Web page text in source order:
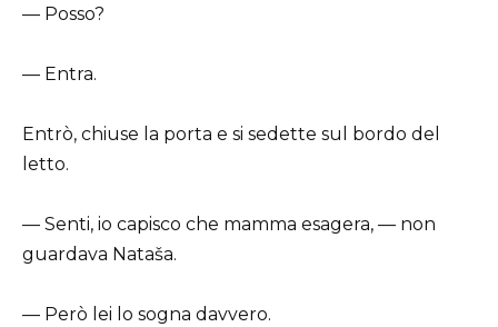
— Posso?
— Entra.
Entrò, chiuse la porta e si sedette sul bordo del
letto.
— Senti, io capisco che mamma esagera, — non
guardava Nataša.
— Però lei lo sogna davvero.